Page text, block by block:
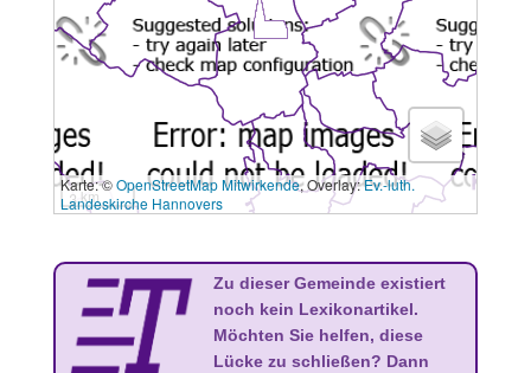
3 km
Karte: ©OpenStreetMap Mitwirkende, Overlay:Ev.-luth.
Landeskirche Hannovers
Zu dieser Gemeinde existiert
noch kein Lexikonartikel.
Möchten Sie helfen, diese
Lücke zu schließen? Dann